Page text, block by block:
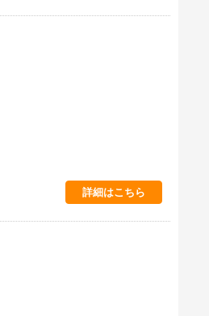
詳細はこちら